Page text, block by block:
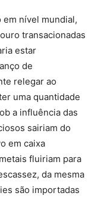
nível mundial,
transacionadas
estar
de
relegar ao
uma quantidade
a influência das
sairiam do
em caixa
fluiriam para
da mesma
são importadas